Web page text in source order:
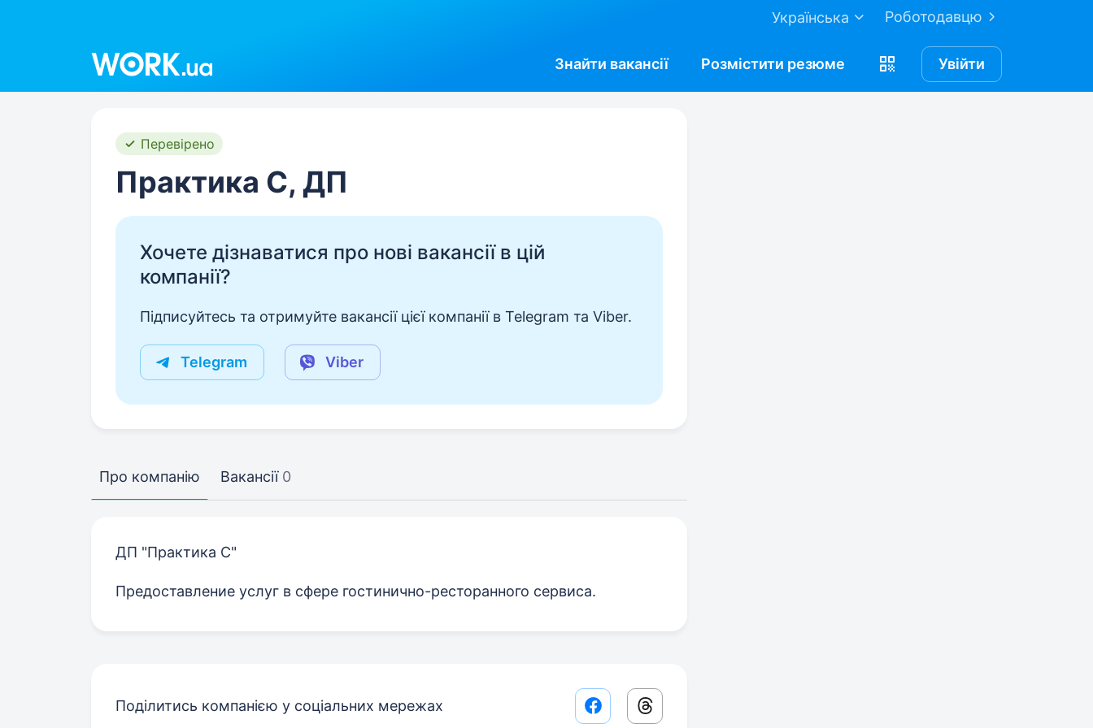
Роботодавцю
Українська
Знайти вакансії Розмістити резюме Увійти
Перевірено
Практика С, ДП
Хочете дізнаватися про нові вакансії в цій
компанії?
Підписуйтесь та отримуйте вакансії цієї компанії в Telegram та Viber.
Telegram Viber
Про компанію Вакансії 0
ДП "Практика С"
Предоставление услуг в сфере гостинично-ресторанного сервиса.
Поділитись компанією у соціальних мережах Facebook share link
Threads share link